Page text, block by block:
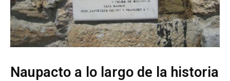
Naupacto a lo largo de la historia